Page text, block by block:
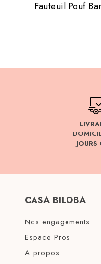
Fauteuil Pouf
JOURS
CASA BILOBA
Nos engagements
Espace Pros
A propos